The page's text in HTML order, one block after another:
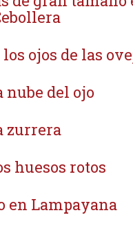
los ojos de las
nube del ojo
zurrera
huesos rotos
en Lampayana